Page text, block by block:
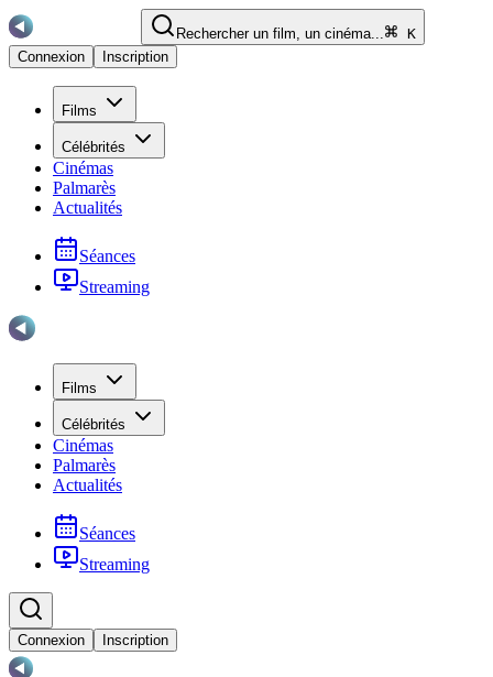
Rechercher un film, un cinéma...
K
Connexion
Inscription
Films
Célébrités
Cinémas
Palmarès
Actualités
Séances
Streaming
Films
Célébrités
Cinémas
Palmarès
Actualités
Séances
Streaming
Connexion Inscription